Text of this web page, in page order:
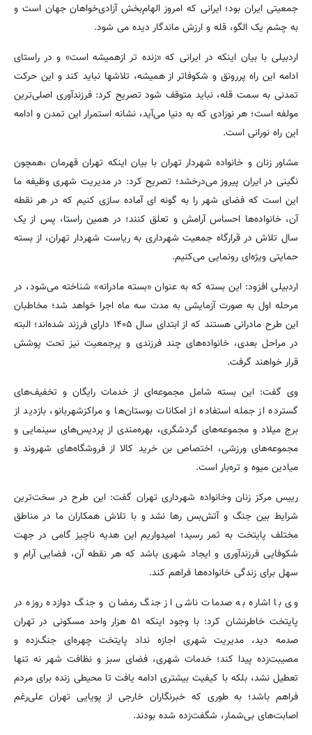
جمعیتی ایران بود؛ ایرانی که امروز الهام‌بخش آزادی‌خواهان جهان است و
به چشم یک الگو، قله و ارزش ماندگار دیده می شود.
اردبیلی با بیان اینکه در ایرانی که «زنده تر ازهمیشه است» و در راستای
ادامه این راه پررونق و شکوفاتر از همیشه، تلاش‎ها نباید کند و این حرکت
تمدنی به سمت قله، نباید متوقف شود تصریح کرد: فرزندآوری اصلی‌ترین
مولفه است؛ هر نوزادی که به دنیا می‌آید، نشانه استمرار این تمدن و ادامه
این راه نورانی است.
مشاور زنان و خانواده شهردار تهران با بیان اینکه تهران قهرمان ،همچون
نگینی در ایران پیروز می‌درخشد؛ تصریح کرد: در مدیریت شهری وظیفه ما
این است که فضای شهر را به گونه ای آماده سازی کنیم که در هر نقطه
آن، خانواده‌ها احساس آرامش و تعلق کنند؛ در همین راستا، پس از یک
سال تلاش در قرارگاه جمعیت شهرداری به ریاست شهردار تهران، از بسته
حمایتی ویژه‌ای رونمایی می‌کنیم.
اردبیلی افزود: این بسته که به عنوان «بسته مادرانه» شناخته می‌شود، در
مرحله اول به صورت آزمایشی به مدت سه ماه اجرا خواهد شد؛ مخاطبان
این طرح مادرانی هستند که از ابتدای سال ۱۴۰۵ دارای فرزند شده‌اند؛ البته
در مراحل بعدی، خانواده‌های چند فرزندی و پرجمعیت نیز تحت پوشش
قرار خواهند گرفت.
وی گفت: این بسته شامل مجموعه‌ای از خدمات رایگان و تخفیف‌های
گسترده از جمله استفاده از امکانات بوستان‌ها و مراکزشهربانو، بازدید از
برج میلاد و مجموعه‌های گردشگری، بهره‌مندی از پردیس‌های سینمایی و
مجموعه‌های ورزشی، اختصاص بن خرید کالا از فروشگاه‌های شهروند و
میادین میوه و تره‌بار است.
رییس مرکز زنان وخانواده شهرداری تهران گفت: این طرح در سخت‌ترین
شرایط بین جنگ و آتش‌بس رها نشد و با تلاش همکاران ما در مناطق
مختلف پایتخت به ثمر رسید؛ امیدواریم این هدیه ناچیز گامی در جهت
شکوفایی فرزندآوری و ایجاد شهری باشد که هر نقطه آن، فضایی آرام و
سهل برای زندگی خانواده‌ها فراهم کند.
وی با اشاره به صدمات ناشی از جنگ رمضان و جنگ دوازده روزه در
پایتخت خاطرنشان کرد: با وجود اینکه ۵۱ هزار واحد مسکونی در تهران
صدمه دید، مدیریت شهری اجازه نداد پایتخت چهره‌ای جنگ‌زده و
مصیبت‌زده پیدا کند؛ خدمات شهری، فضای سبز و نظافت شهر نه تنها
تعطیل نشد، بلکه با کیفیت بیشتری ادامه یافت تا محیطی زنده برای مردم
فراهم باشد؛ به طوری که خبرنگاران خارجی از پویایی تهران علی‌رغم
اصابت‌های بی‌شمار، شگفت‌زده شده بودند.